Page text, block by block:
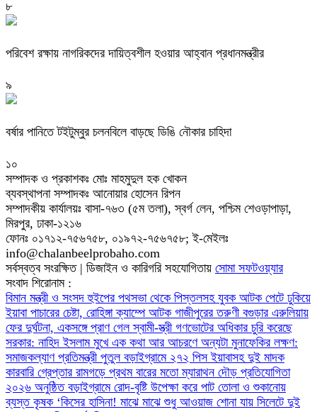
৮
পরিবেশ রক্ষায় নাগরিকদের দায়িত্বশীল হওয়ার আহ্বান প্রধানমন্ত্রীর
৯
বর্ষার পানিতে টইটুম্বুর চলনবিলে বাড়ছে ডিঙি নৌকার চাহিদা
১০
সম্পাদক ও প্রকাশকঃ মোঃ মাহমুদুল হক খোকন
ব্যবস্থাপনা সম্পাদকঃ আনোয়ার হোসেন রিপন
সম্পাদকীয় কার্যালয়ঃ বাসা-৭৬৩ (৫ম তলা), স্বর্গ লেন, পশ্চিম শেওড়াপাড়া,
মিরপুর, ঢাকা-১২১৬
ফোনঃ ০১৭১২-৭৫৬৭৫৮, ০১৯৭২-৭৫৬৭৫৮; ই-মেইলঃ
info@chalanbeelprobaho.com
সর্বস্বত্ব সংরক্ষিত | ডিজাইন ও কারিগরি সহযোগিতায় সোমা সফটওয়্যার
সংবাদ শিরোনাম :
বিমান মন্ত্রী ও সংসদ হুইপের পথসভা থেকে পিস্তলসহ যুবক আটক পেটে ঢুকিয়ে
ইয়াবা পাচারের চেষ্টা, রোহিঙ্গা ক্যাম্পে আটক গাজীপুরের তরুণী বগুড়ার এরুলিয়ায়
ফের দুর্ঘটনা, একসঙ্গে প্রাণ গেল স্বামী-স্ত্রী গণভোটের অধিকার চুরি করেছে
সরকার: নাহিদ ইসলাম মুখে এক কথা আর আচরণে অন্যটা মুনাফেকির লক্ষণ:
সমাজকল্যাণ প্রতিমন্ত্রী পুতুল বড়াইগ্রামে ২৭২ পিস ইয়াবাসহ দুই মাদক
কারবারি গ্রেপ্তার রামগড়ে প্রথম বারের মতো ম্যারাথন দৌড় প্রতিযোগিতা
২০২৬ অনুষ্ঠিত বড়াইগ্রামে রোদ-বৃষ্টি উপেক্ষা করে পাট তোলা ও শুকানোয়
ব্যস্ত কৃষক ‘কিসের হাসিনা! মাঝে মাঝে শুধু আওয়াজ শোনা যায় সিলেটে দুই